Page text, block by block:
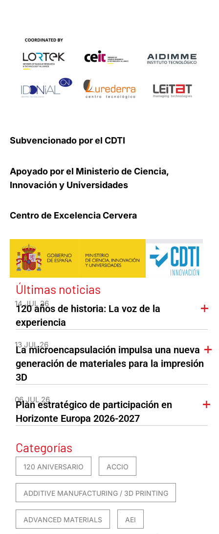
Subvencionado por el CDTI
Apoyado por el Ministerio de Ciencia,
Innovación y Universidades
Centro de Excelencia Cervera
Últimas noticias
14 JUL 26
120 años de historia: La voz de la
experiencia
13 JUL 26
La microencapsulación impulsa una nueva
generación de materiales para la impresión
3D
06 JUL 26
Plan estratégico de participación en
Horizonte Europa 2026-2027
Categorías
120 ANIVERSARIO ACCIO
ADDITIVE MANUFACTURING / 3D PRINTING
ADVANCED MATERIALS AEI